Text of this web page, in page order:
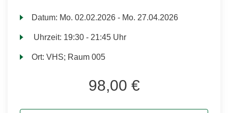
Datum: Mo. 02.02.2026 - Mo. 27.04.2026
Uhrzeit: 19:30 - 21:45 Uhr
Ort:VHS; Raum 005
98,00 €